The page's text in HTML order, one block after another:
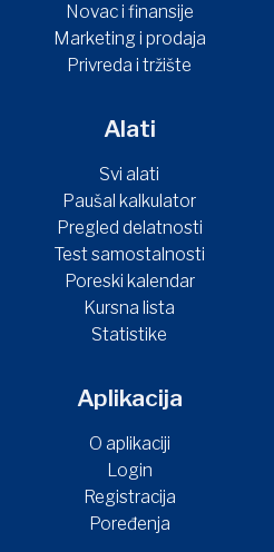
Novac i finansije
Marketing i prodaja
Privreda i tržište
Alati
Svi alati
Paušal kalkulator
Pregled delatnosti
Test samostalnosti
Poreski kalendar
Kursna lista
Statistike
Aplikacija
O aplikaciji
Login
Registracija
Poređenja